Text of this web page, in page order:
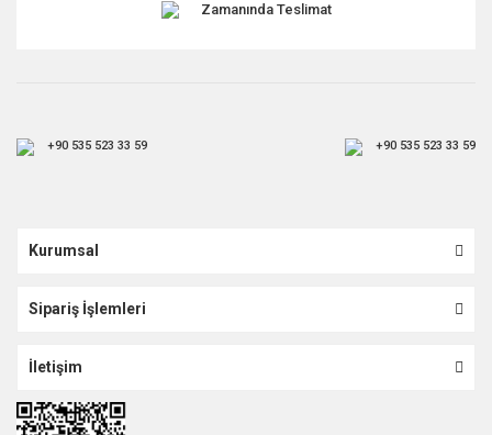
Zamanında Teslimat
+90 535 523 33 59 +90 535 523 33 59
Kurumsal
Sipariş İşlemleri
İletişim